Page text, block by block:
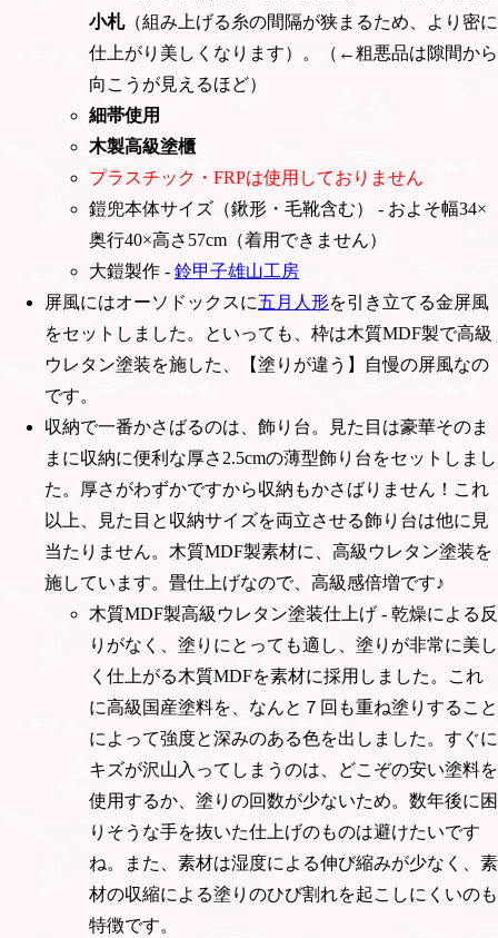
小札（組み上げる糸の間隔が狭まるため、より密に
仕上がり美しくなります）。（←粗悪品は隙間から
向こうが見えるほど）
細帯使用
木製高級塗櫃
プラスチック・FRPは使用しておりません
鎧兜本体サイズ（鍬形・毛靴含む） - およそ幅34×
奥行40×高さ57cm（着用できません）
大鎧製作 - 鈴甲子雄山工房
屏風にはオーソドックスに五月人形を引き立てる金屏風
をセットしました。といっても、枠は木質MDF製で高級
ウレタン塗装を施した、【塗りが違う】自慢の屏風なの
です。
収納で一番かさばるのは、飾り台。見た目は豪華そのま
まに収納に便利な厚さ2.5cmの薄型飾り台をセットしまし
た。厚さがわずかですから収納もかさばりません！これ
以上、見た目と収納サイズを両立させる飾り台は他に見
当たりません。木質MDF製素材に、高級ウレタン塗装を
施しています。畳仕上げなので、高級感倍増です♪
木質MDF製高級ウレタン塗装仕上げ - 乾燥による反
りがなく、塗りにとっても適し、塗りが非常に美し
く仕上がる木質MDFを素材に採用しました。これ
に高級国産塗料を、なんと７回も重ね塗りすること
によって強度と深みのある色を出しました。すぐに
キズが沢山入ってしまうのは、どこぞの安い塗料を
使用するか、塗りの回数が少ないため。数年後に困
りそうな手を抜いた仕上げのものは避けたいです
ね。また、素材は湿度による伸び縮みが少なく、素
材の収縮による塗りのひび割れを起こしにくいのも
特徴です。